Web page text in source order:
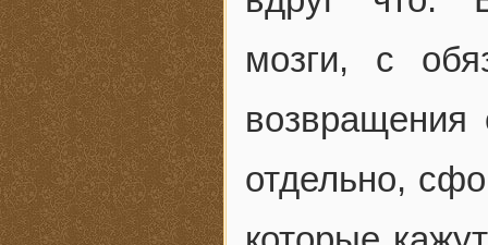
мозги, с
возвращения
отдельно,